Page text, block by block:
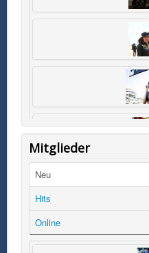
Mitglieder
Neu
Hits
Online